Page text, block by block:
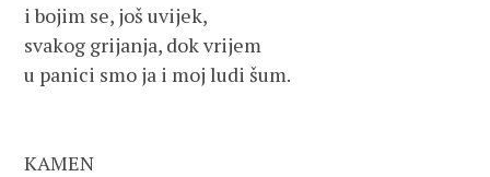
i bojim se, još uvijek,
svakog grijanja, dok vrijem
u panici smo ja i moj ludi šum.
KAMEN